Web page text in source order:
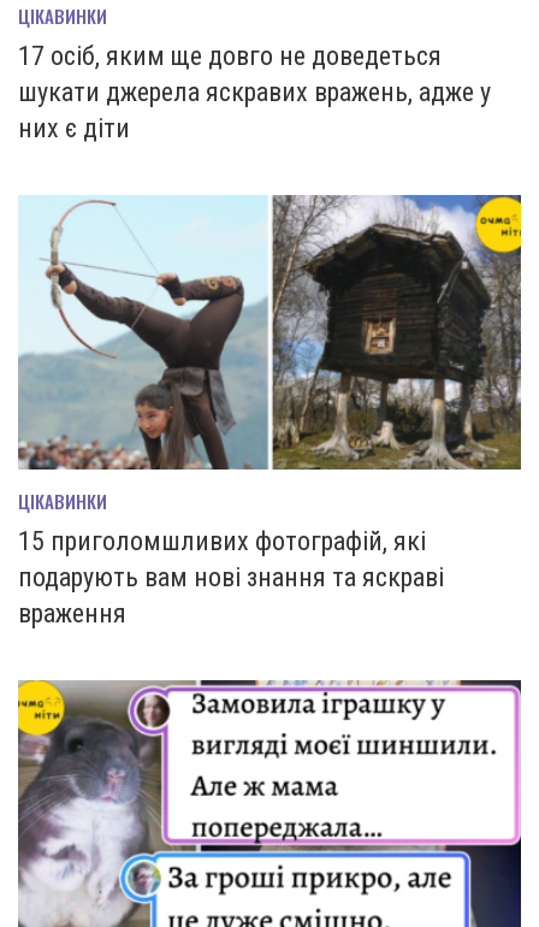
ЦІКАВИНКИ
17 осіб, яким ще довго не доведеться
шукати джерела яскравих вражень, адже у
них є діти
ЦІКАВИНКИ
15 приголомшливих фотографій, які
подарують вам нові знання та яскраві
враження